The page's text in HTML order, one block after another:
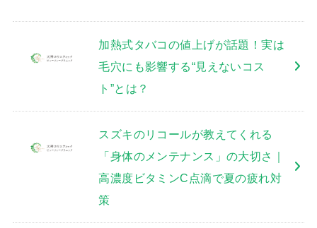
加熱式タバコの値上げが話題！実は
毛穴にも影響する“見えないコス
ト”とは？
スズキのリコールが教えてくれる
「身体のメンテナンス」の大切さ｜
高濃度ビタミンC点滴で夏の疲れ対
策